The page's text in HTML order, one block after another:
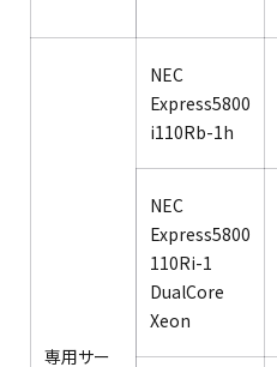
専用サー
NEC
Express5800
i110Rb-1h
NEC
Express5800
110Ri-1
DualCore
Xeon